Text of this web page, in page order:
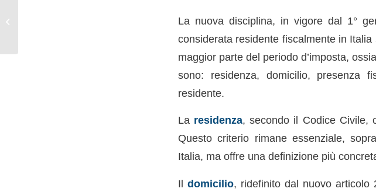
La nuova disciplina, in vigore dal 1°
considerata residente fiscalmente in
maggior parte del periodo d’imposta,
sono: residenza, domicilio, presenza
residente.
La residenza, secondo il Codice Civile,
Questo criterio rimane essenziale,
Italia, ma offre una definizione più
Il domicilio, ridefinito dal nuovo